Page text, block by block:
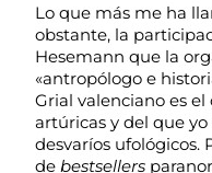
Lo que más me ha
obstante, la
Hesemann que la
«antropólogo e
Grial valenciano es
artúricas y del que yo
desvaríos ufológicos.
de bestsellers